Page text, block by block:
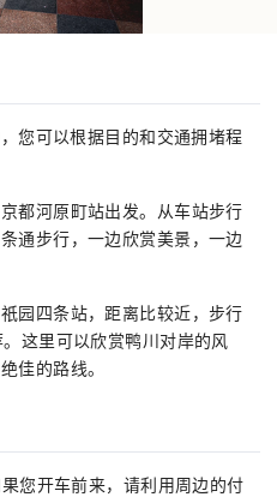
您可以根据目的和交通拥堵程
都河原町站出发。从车站步行
通步行，一边欣赏美景，一边
园四条站，距离比较近，步行
这里可以欣赏鸭川对岸的风
佳的路线。
您开车前来，请利用周边的付